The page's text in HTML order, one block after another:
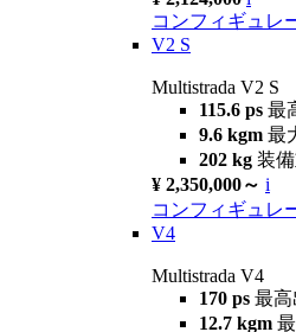
コンフィギュレ
V2 S
Multistrada V2 S
115.6 ps 最
9.6 kgm 最
202 kg 装
¥ 2,350,000～ i
コンフィギュレ
V4
Multistrada V4
170 ps 最高
12.7 kgm